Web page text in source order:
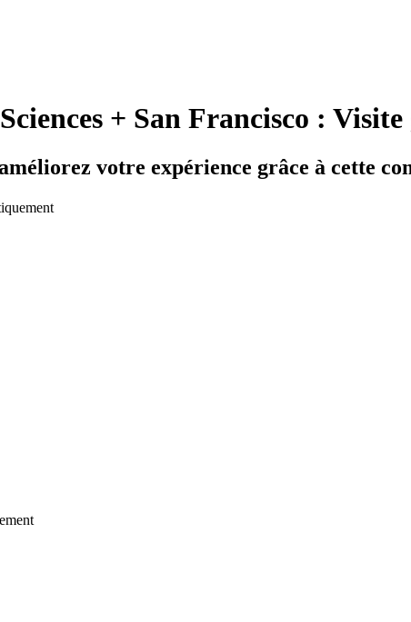
+ San Francisco :
votre expérience grâce à cette